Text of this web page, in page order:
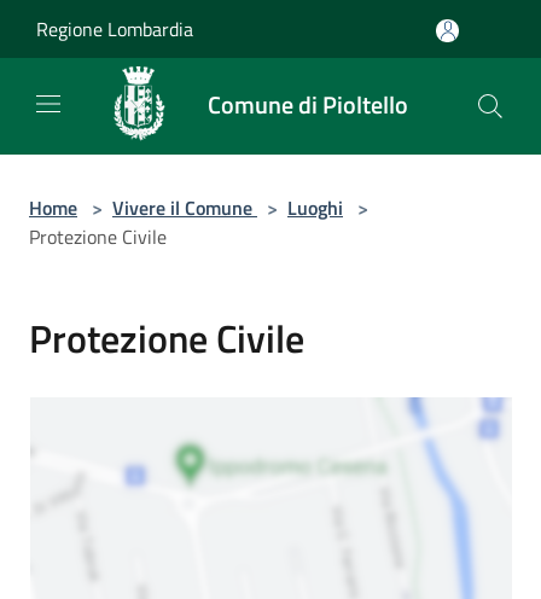
Regione Lombardia
Comune di Pioltello
Home > Vivere il Comune > Luoghi >
Protezione Civile
Protezione Civile